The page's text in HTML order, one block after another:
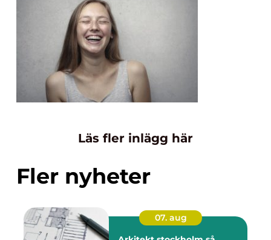
Läs fler inlägg här
Fler nyheter
07. aug